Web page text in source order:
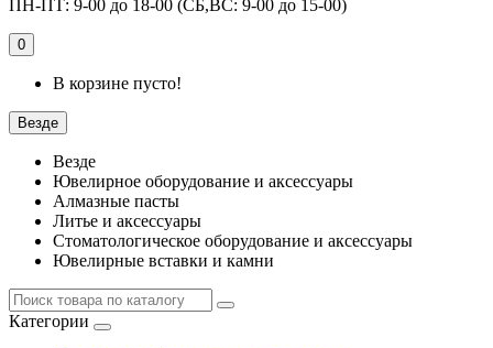
ПН-ПТ: 9-00 до 18-00 (СБ,ВС: 9-00 до 15-00)
0
В корзине пусто!
Везде
Везде
Ювелирное оборудование и аксессуары
Алмазные пасты
Литье и аксессуары
Стоматологическое оборудование и аксессуары
Ювелирные вставки и камни
Категории